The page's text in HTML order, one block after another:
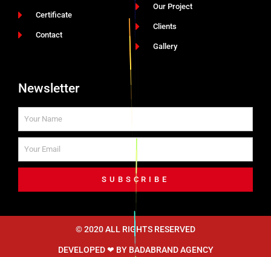
Certificate
Contact
Our Project
Clients
Gallery
Newsletter
SUBSCRIBE
© 2020 ALL RIGHTS RESERVED​
DEVELOPED ❤ BY BADABRAND AGENCY